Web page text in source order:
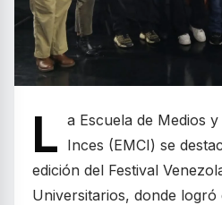
L a Escuela de Medios
Inces (EMCI) se
edición del Festival
Universitarios, donde